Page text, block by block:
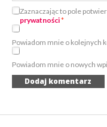
Zaznaczając to pole
prywatności*
Powiadom mnie o kolejnych
Powiadom mnie o nowych